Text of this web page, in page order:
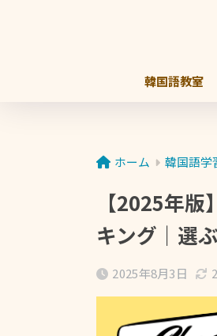
韓国語教室
ホーム 韓国語学
【2025年
キング｜選
2025年8月3日